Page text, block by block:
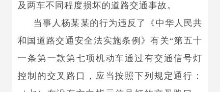
及两车不同程度损坏的道路交通事故。
当事人杨某某的行为违反了《中华人民共
和国道路交通安全法实施条例》有关“第五十
一条第一款第七项机动车通过有交通信号灯
控制的交叉路口，应当按照下列规定通行：